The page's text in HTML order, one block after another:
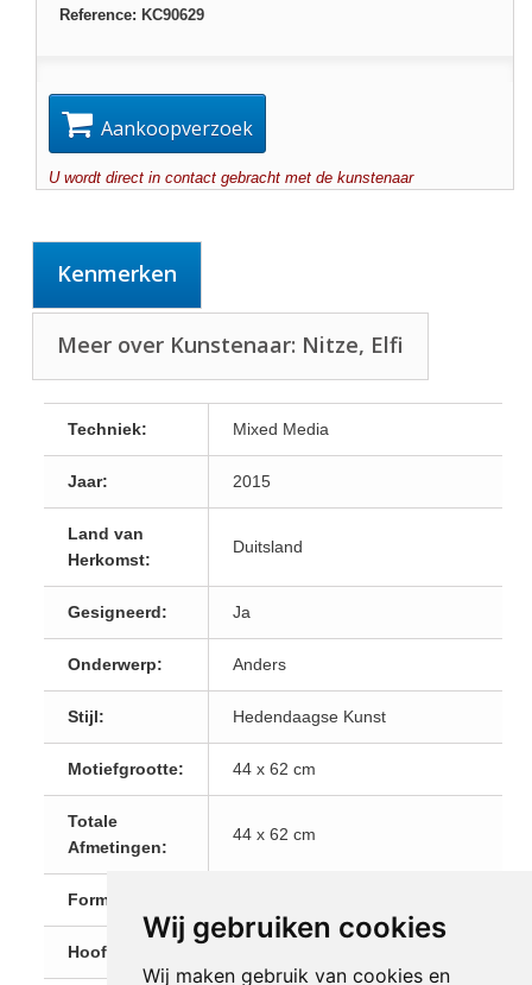
Wij gebruiken cookies
Wij maken gebruik van cookies en
Reference: KC90629
Aankoopverzoek
U wordt direct in contact gebracht met de kunstenaar
Kenmerken
Meer over Kunstenaar: Nitze, Elfi
Techniek: Mixed Media
Jaar: 2015
Land van
Herkomst:
Duitsland
Gesigneerd: Ja
Onderwerp: Anders
Stijl: Hedendaagse Kunst
Motiefgrootte: 44 x 62 cm
Totale
Afmetingen:
44 x 62 cm
Formaat:
Hoofdkleur: